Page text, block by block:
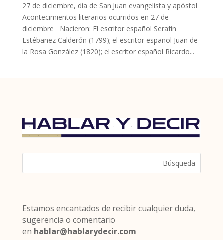
27 de diciembre, día de San Juan evangelista y apóstol
Acontecimientos literarios ocurridos en 27 de
diciembre Nacieron: El escritor español Serafín
Estébanez Calderón (1799); el escritor español Juan de
la Rosa González (1820); el escritor español Ricardo...
Estamos encantados de recibir cualquier duda,
sugerencia o comentario
en hablar@hablarydecir.com